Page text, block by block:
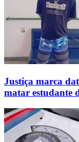
Justiça marca
matar estudante